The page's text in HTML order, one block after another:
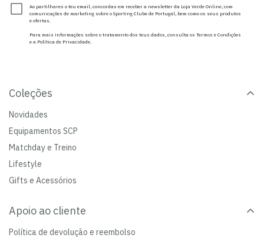
Ao partilhares o teu email, concordas em receber a newsletter da Loja Verde Online, com
comunicações de marketing sobre o Sporting Clube de Portugal, bem como os seus produtos
e ofertas.
Para mais informações sobre o tratamento dos teus dados, consulta os Termos e Condições
e a Política de Privacidade.
Coleções
Novidades
Equipamentos SCP
Matchday e Treino
Lifestyle
Gifts e Acessórios
Apoio ao cliente
Política de devolução e reembolso